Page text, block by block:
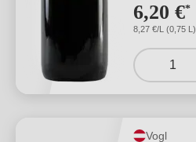
6,20 €*
8,27 €/L (0,75 L)
1
Vogl